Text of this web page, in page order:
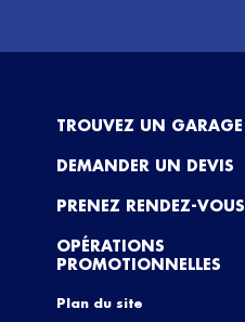
TROUVEZ UN GARAGE
DEMANDER UN DEVIS
PRENEZ RENDEZ-VOUS
OPÉRATIONS
PROMOTIONNELLES
Plan du site